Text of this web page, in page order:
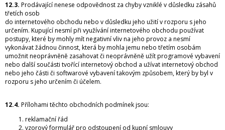
12.3. Prodávající nenese odpovědnost za chyby vzniklé v důsledku zásahů
třetích osob
do internetového obchodu nebo v důsledku jeho užití v rozporu s jeho
určením. Kupující nesmí při využívání internetového obchodu používat
postupy, které by mohly mít negativní vliv na jeho provoz a nesmí
vykonávat žádnou činnost, která by mohla jemu nebo třetím osobám
umožnit neoprávněně zasahovat či neoprávněně užít programové vybavení
nebo další součásti tvořící internetový obchod a užívat internetový obchod
nebo jeho části či softwarové vybavení takovým způsobem, který by byl v
rozporu s jeho určením či účelem.
12.4. Přílohami těchto obchodních podmínek jsou:
reklamační řád
vzorový formulář pro odstoupení od kupní smlouvy